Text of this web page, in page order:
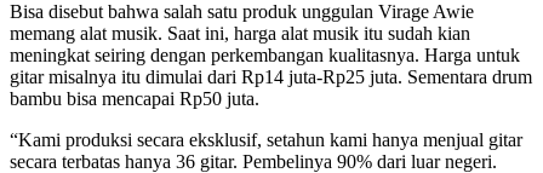
Bisa disebut bahwa salah satu produk unggulan Virage Awie
memang alat musik. Saat ini, harga alat musik itu sudah kian
meningkat seiring dengan perkembangan kualitasnya. Harga untuk
gitar misalnya itu dimulai dari Rp14 juta-Rp25 juta. Sementara drum
bambu bisa mencapai Rp50 juta.
“Kami produksi secara eksklusif, setahun kami hanya menjual gitar
secara terbatas hanya 36 gitar. Pembelinya 90% dari luar negeri.